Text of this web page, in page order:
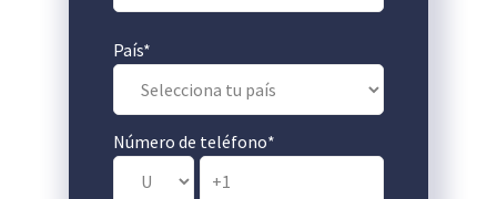
País*
Número de teléfono*